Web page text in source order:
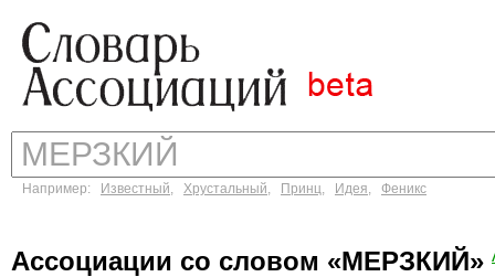
Например: Известный, Хрустальный, Принц, Идея, Феникс
Ассоциации со словом «МЕРЗКИЙ»